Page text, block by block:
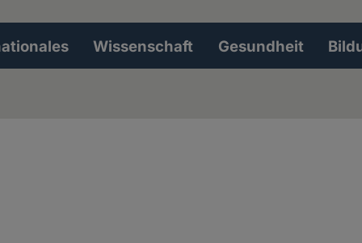
Wissenschaft Gesundheit